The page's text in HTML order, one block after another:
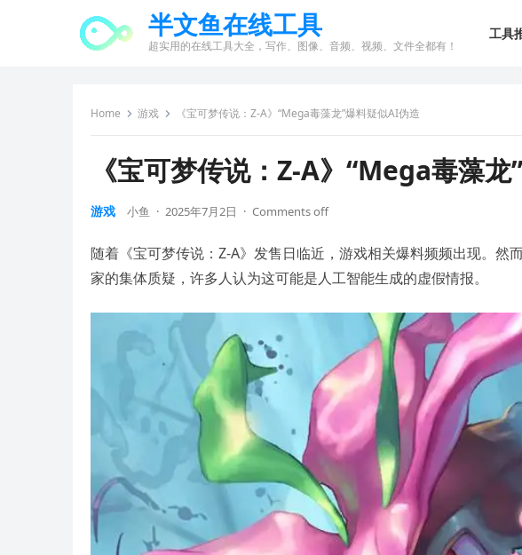
半文鱼在线工具
超实用的在线工具大全，写作、图像、音频、视频、文件全都有！
工具
Home 游戏 《宝可梦传说：Z-A》“Mega毒藻龙”爆料疑似AI伪造
《宝可梦传说：Z-A》“Mega毒藻
游戏 小鱼 · 2025年7月2日 · Comments off
随着《宝可梦传说：Z-A》发售日临近，游戏相关爆料频频出现。然
家的集体质疑，许多人认为这可能是人工智能生成的虚假情报。